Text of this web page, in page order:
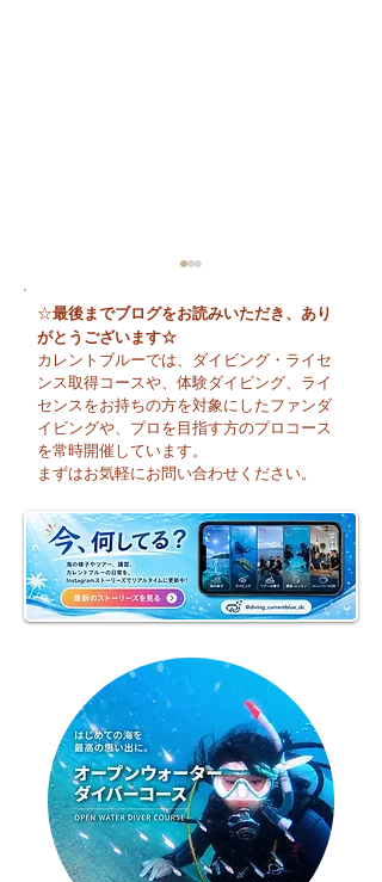
今日も暑い一日になり
そうですね☀️
☆最後までブログをお読みいただき、あり
がとうございます☆
カレントブルーでは、ダイビング・ライセ
ンス取得コースや、体験ダイビング、ライ
センスをお持ちの方を対象にしたファンダ
イビングや、プロを目指す方のプロコース
を常時開催しています。
まずはお気軽にお問い合わせください。